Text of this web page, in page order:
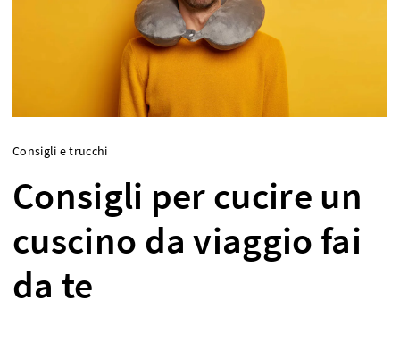
Consigli e trucchi
Consigli per cucire un
cuscino da viaggio fai
da te